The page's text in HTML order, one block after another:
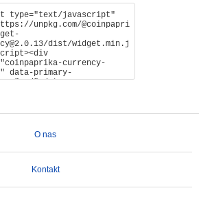
O nas
Kontakt